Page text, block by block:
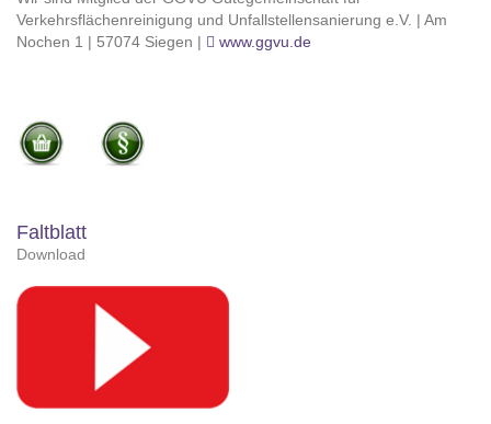
Verkehrsflächenreinigung und Unfallstellensanierung e.V. | Am
Nochen 1 | 57074 Siegen |
www.ggvu.de
Faltblatt
Download